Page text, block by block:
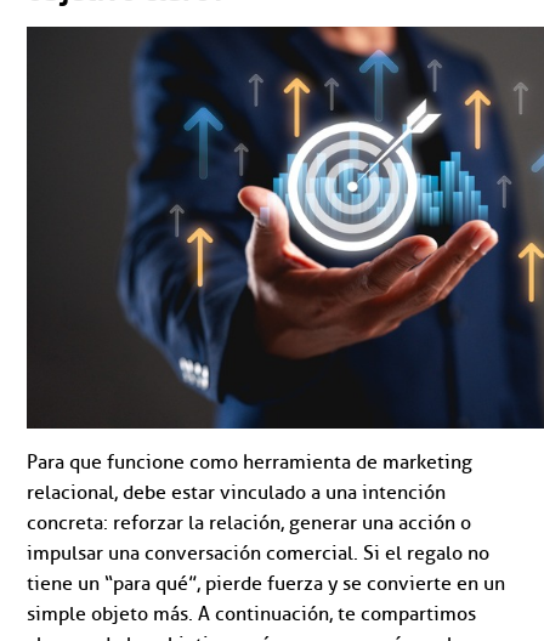
Para que funcione como herramienta de marketing
relacional, debe estar vinculado a una intención
concreta: reforzar la relación, generar una acción o
impulsar una conversación comercial. Si el regalo no
tiene un “para qué”, pierde fuerza y se convierte en un
simple objeto más. A continuación, te compartimos